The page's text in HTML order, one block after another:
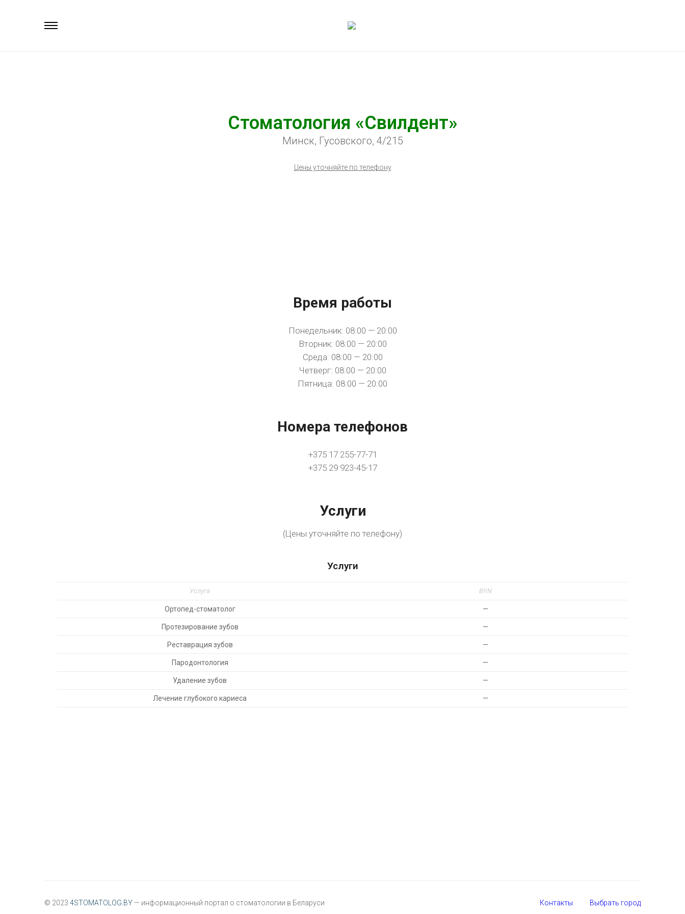
Стоматология «Свилдент»
Минск, Гусовского, 4/215
Цены уточняйте по телефону
Время работы
Понедельник: 08:00 — 20:00
Вторник: 08:00 — 20:00
Среда: 08:00 — 20:00
Четверг: 08:00 — 20:00
Пятница: 08:00 — 20:00
Номера телефонов
+375 17 255-77-71
+375 29 923-45-17
Услуги
(Цены уточняйте по телефону)
Услуги
Услуга BYN
Ортопед-стоматолог —
Протезирование зубов —
Реставрация зубов —
Пародонтология —
Удаление зубов —
Лечение глубокого кариеса —
© 2023 4STOMATOLOG.BY — информационный портал о стоматологии в Беларуси Контакты Выбрать город